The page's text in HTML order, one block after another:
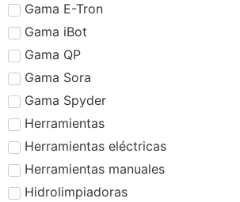
Gama E-Tron
Gama iBot
Gama QP
Gama Sora
Gama Spyder
Herramientas
Herramientas eléctricas
Herramientas manuales
Hidrolimpiadoras